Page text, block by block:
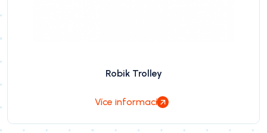
Robik Trolley
Více informací